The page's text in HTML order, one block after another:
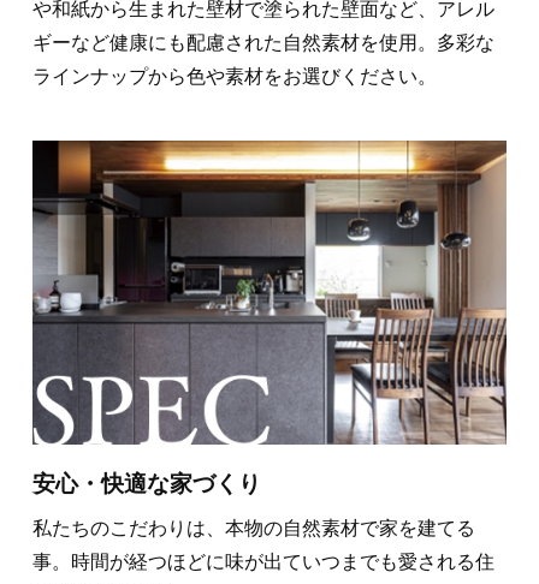
や和紙から生まれた壁材で塗られた壁面など、アレル
ギーなど健康にも配慮された自然素材を使用。多彩な
ラインナップから色や素材をお選びください。
安心・快適な家づくり
私たちのこだわりは、本物の自然素材で家を建てる
事。時間が経つほどに味が出ていつまでも愛される住